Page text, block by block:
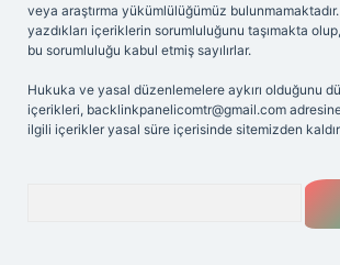
veya araştırma yükümlülüğümüz
yazdıkları içeriklerin sorumluluğunu taşımakta
bu sorumluluğu kabul etmiş sayılırlar.
Hukuka ve yasal düzenlemelere aykırı olduğunu
içerikleri, backlinkpanelicomtr@gmail.com
ilgili içerikler yasal süre içerisinde sitemizden